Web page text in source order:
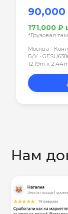
90,000
171,000 ₽
*Грузовая
Москва -
Б/У •
12.19m x
Нам